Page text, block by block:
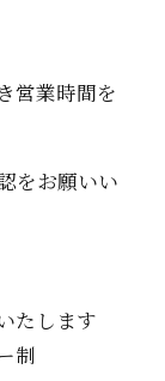
営業時間を
をお願いい
たします
制